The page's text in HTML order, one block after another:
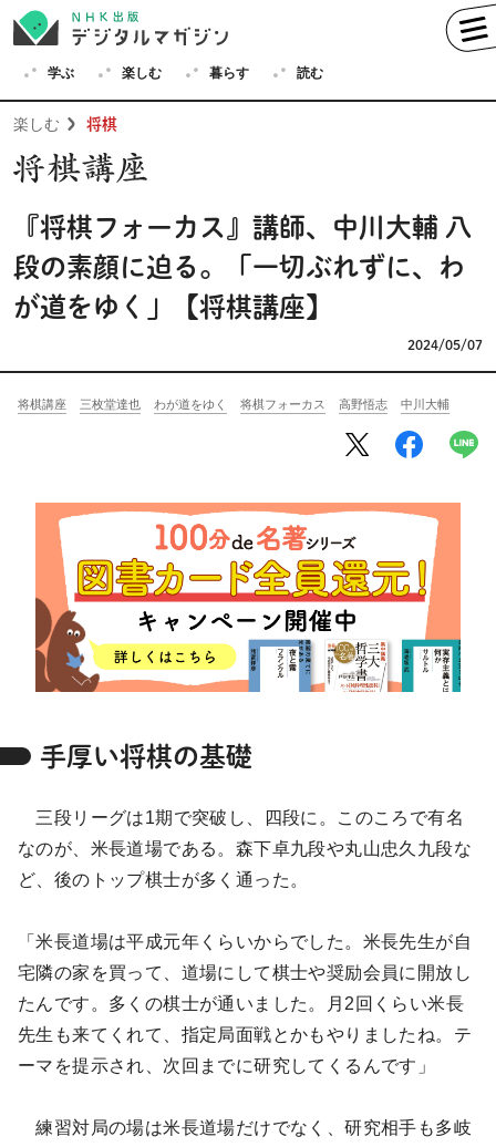
学ぶ 楽しむ 暮らす 読む
学ぶ 英語 フランス語
ドイツ語 イタリア語
スペイン語 ロシア語
その他
短歌 囲碁
将棋 その他
暮らす 料理 園芸 ハンドメイド
健康 その他
読む 教養 NHK出版新書
NHKブックス 100分de名著
きょうの
レシピ その他
keyword
楽しむ 将棋
『将棋フォーカス』講師、中川大輔 八
段の素顔に迫る。「一切ぶれずに、わ
が道をゆく」【将棋講座】
2024/05/07
将棋講座 三枚堂達也 わが道をゆく 将棋フォーカス 高野悟志 中川大輔
手厚い将棋の基礎
三段リーグは1期で突破し、四段に。このころで有名
なのが、米長道場である。森下卓九段や丸山忠久九段な
ど、後のトップ棋士が多く通った。
「米長道場は平成元年くらいからでした。米長先生が自
宅隣の家を買って、道場にして棋士や奨励会員に開放し
たんです。多くの棋士が通いました。月2回くらい米長
先生も来てくれて、指定局面戦とかもやりましたね。テ
ーマを提示され、次回までに研究してくるんです」
練習対局の場は米長道場だけでなく、研究相手も多岐